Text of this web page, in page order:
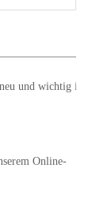
und wichtig ist
Online-